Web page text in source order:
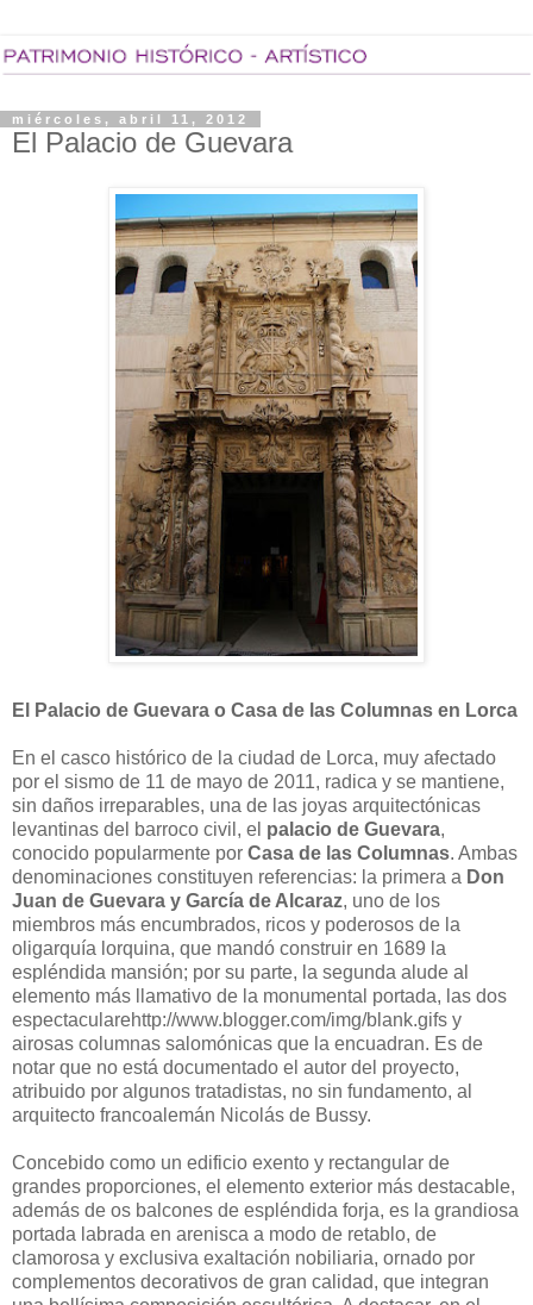
miércoles, abril 11, 2012
El Palacio de Guevara
El Palacio de Guevara o Casa de las Columnas en Lorca
En el casco histórico de la ciudad de Lorca, muy afectado
por el sismo de 11 de mayo de 2011, radica y se mantiene,
sin daños irreparables, una de las joyas arquitectónicas
levantinas del barroco civil, el palacio de Guevara,
conocido popularmente por Casa de las Columnas. Ambas
denominaciones constituyen referencias: la primera a Don
Juan de Guevara y García de Alcaraz, uno de los
miembros más encumbrados, ricos y poderosos de la
oligarquía lorquina, que mandó construir en 1689 la
espléndida mansión; por su parte, la segunda alude al
elemento más llamativo de la monumental portada, las dos
espectacularehttp://www.blogger.com/img/blank.gifs y
airosas columnas salomónicas que la encuadran. Es de
notar que no está documentado el autor del proyecto,
atribuido por algunos tratadistas, no sin fundamento, al
arquitecto francoalemán Nicolás de Bussy.
Concebido como un edificio exento y rectangular de
grandes proporciones, el elemento exterior más destacable,
además de os balcones de espléndida forja, es la grandiosa
portada labrada en arenisca a modo de retablo, de
clamorosa y exclusiva exaltación nobiliaria, ornado por
complementos decorativos de gran calidad, que integran